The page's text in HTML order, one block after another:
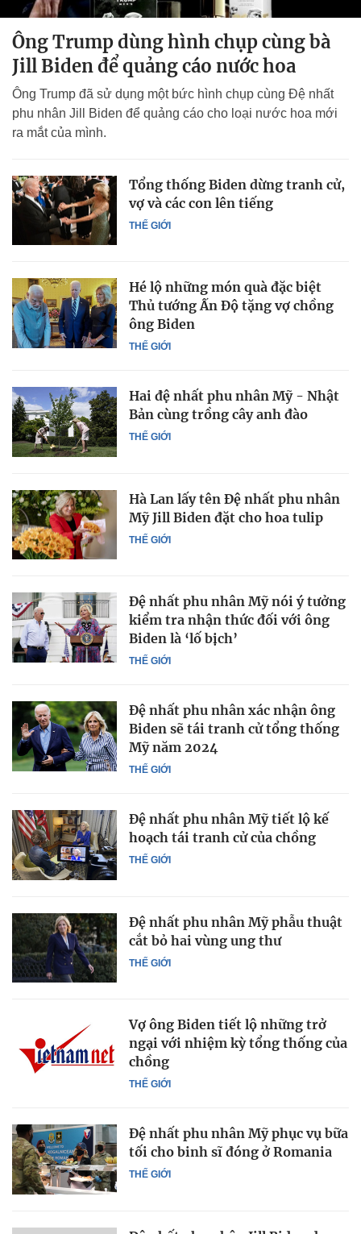
Ông Trump dùng hình chụp cùng bà
Jill Biden để quảng cáo nước hoa
Ông Trump đã sử dụng một bức hình chụp cùng Đệ nhất
phu nhân Jill Biden để quảng cáo cho loại nước hoa mới
ra mắt của mình.
THẾ GIỚI
Tổng thống Biden dừng tranh cử,
vợ và các con lên tiếng
THẾ GIỚI
Hé lộ những món quà đặc biệt
Thủ tướng Ấn Độ tặng vợ chồng
ông Biden
THẾ GIỚI
Hai đệ nhất phu nhân Mỹ - Nhật
Bản cùng trồng cây anh đào
THẾ GIỚI
Hà Lan lấy tên Đệ nhất phu nhân
Mỹ Jill Biden đặt cho hoa tulip
THẾ GIỚI
Đệ nhất phu nhân Mỹ nói ý tưởng
kiểm tra nhận thức đối với ông
Biden là ‘lố bịch’
THẾ GIỚI
Đệ nhất phu nhân xác nhận ông
Biden sẽ tái tranh cử tổng thống
Mỹ năm 2024
THẾ GIỚI
Đệ nhất phu nhân Mỹ tiết lộ kế
hoạch tái tranh cử của chồng
THẾ GIỚI
Đệ nhất phu nhân Mỹ phẫu thuật
cắt bỏ hai vùng ung thư
THẾ GIỚI
Vợ ông Biden tiết lộ những trở
ngại với nhiệm kỳ tổng thống của
chồng
THẾ GIỚI
Đệ nhất phu nhân Mỹ phục vụ bữa
tối cho binh sĩ đóng ở Romania